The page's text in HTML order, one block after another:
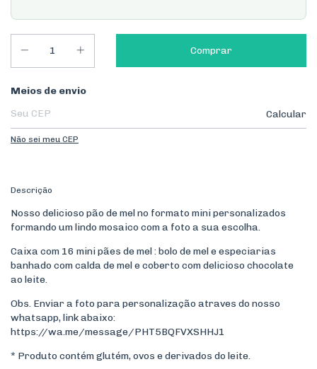
Entregas para o CEP:
Meios de envio
Calcular
Não sei meu CEP
Descrição
Nosso delicioso pão de mel no formato mini personalizados
formando um lindo mosaico com a foto a sua escolha.
Caixa com 16 mini pães de mel : bolo de mel e especiarias
banhado com calda de mel e coberto com delicioso chocolate
ao leite.
Obs. Enviar a foto para personalização atraves do nosso
whatsapp, link abaixo:
https://wa.me/message/PHT5BQFVXSHHJ1
* Produto contém glutém, ovos e derivados do leite.